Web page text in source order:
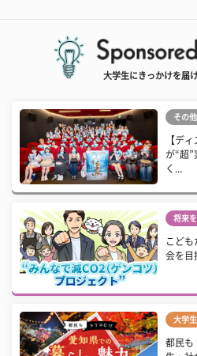
大学生にきっかけを届
その他
【デ
が“超
く...
将来
こども
会を目
大学
都民も